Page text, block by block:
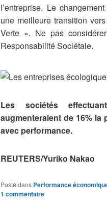
l’entreprise. Le
une meilleure transition
Verte ». Ne pas
Responsabilité Sociétale.
Les sociétés
augmenteraient de 16%
avec performance.
REUTERS/Yuriko Nakao
Posté dans Performance
1 commentaire